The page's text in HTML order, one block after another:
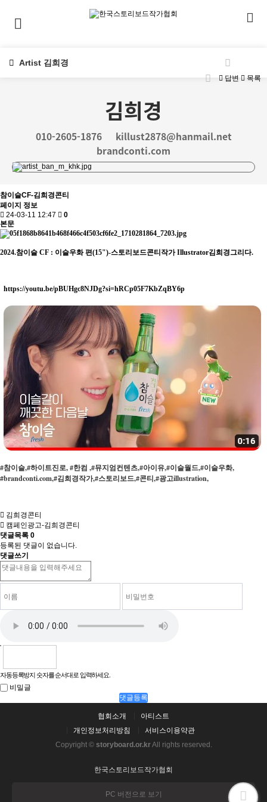
Artist 김희경
김희경
010-2605-1876
killust2878@hanmail.net
brandconti.com
답변 목록
참이슬CF-김희경콘티
페이지 정보
24-03-11 12:47
0
본문
2024.참이슬 CF : 이슬우화 편(15")-스토리보드콘티작가 Illustrator김희경그리다.
https://youtu.be/pBUHgc8NJDg?si=hRCp05F7KbZqBY6p
#참이슬,#하이트진로, #한컴 ,#뮤지엄컨텐츠,#아이유,#이슬월드,#이슬우화,
#brandconti.com,#김희경작가,#스토리보드,#콘티,#광고illustration,
김희경콘티
캠페인광고-김희경콘티
댓글목록 0
등록된 댓글이 없습니다.
댓글쓰기
자동등록방지 숫자를 순서대로 입력하세요.
비밀글
댓글등록
협회소개
아티스트
개인정보처리방침
서비스이용약관
Copyright © storyboard.or.krAll rights reserved.
한국스토리보드작가협회
PC 버전으로 보기